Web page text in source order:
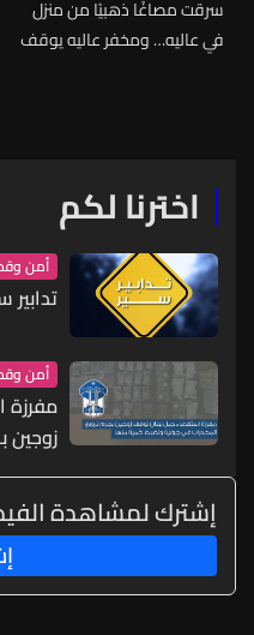
سرقت مصاغًا ذهبيًا من منزل
في عاليه… ومخفر عاليه يوقف
اخترنا لكم
أمن
أمن
مفرزة
زوجين
إشترك لمشاهدة